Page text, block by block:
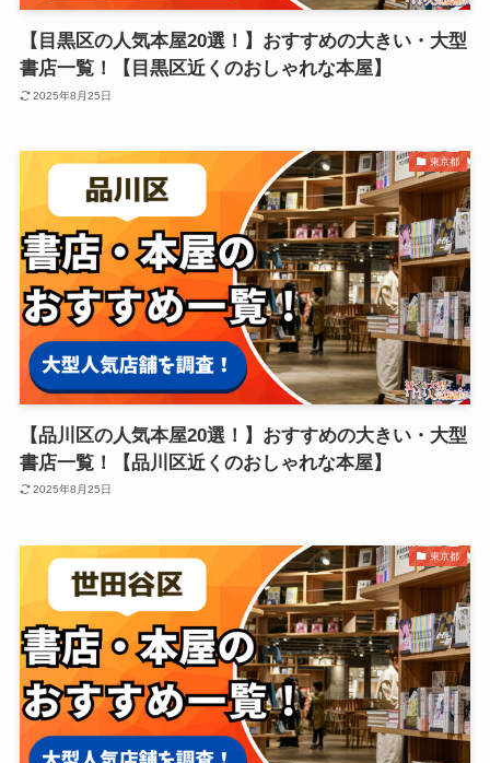
【目黒区の人気本屋20選！】おすすめの大きい・大型
書店一覧！【目黒区近くのおしゃれな本屋】
2025年8月25日
東京都
【品川区の人気本屋20選！】おすすめの大きい・大型
書店一覧！【品川区近くのおしゃれな本屋】
2025年8月25日
東京都